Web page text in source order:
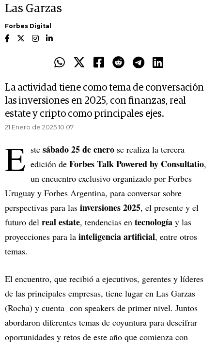
Las Garzas
Forbes Digital
La actividad tiene como tema de conversación
las inversiones en 2025, con finanzas, real
estate y cripto como principales ejes.
21 Enero de 2025 10.07
E ste sábado 25 de enero se realiza la tercera
edición de Forbes Talk Powered by Consultatio,
un encuentro exclusivo organizado por Forbes
Uruguay y Forbes Argentina, para conversar sobre
perspectivas para las inversiones 2025, el presente y el
futuro del real estate, tendencias en tecnología y las
proyecciones para la inteligencia artificial, entre otros
temas.
El encuentro, que recibió a ejecutivos, gerentes y líderes
de las principales empresas, tiene lugar en Las Garzas
(Rocha) y cuenta con speakers de primer nivel. Juntos
abordaron diferentes temas de coyuntura para descifrar
oportunidades y retos de este año que comienza con